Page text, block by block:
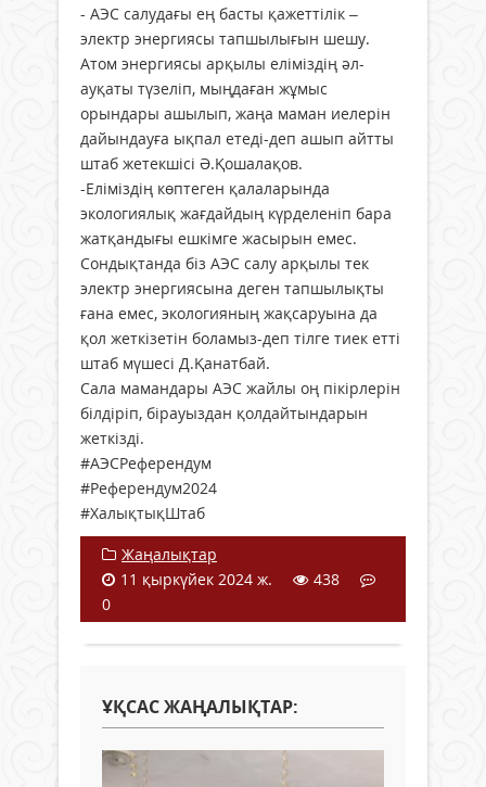
- АЭС салудағы ең басты қажеттілік –
электр энергиясы тапшылығын шешу.
Атом энергиясы арқылы еліміздің әл-
ауқаты түзеліп, мыңдаған жұмыс
орындары ашылып, жаңа маман иелерін
дайындауға ықпал етеді-деп ашып айтты
штаб жетекшісі Ә.Қошалақов.
-Еліміздің көптеген қалаларында
экологиялық жағдайдың күрделеніп бара
жатқандығы ешкімге жасырын емес.
Сондықтанда біз АЭС салу арқылы тек
электр энергиясына деген тапшылықты
ғана емес, экологияның жақсаруына да
қол жеткізетін боламыз-деп тілге тиек етті
штаб мүшесі Д.Қанатбай.
Сала мамандары АЭС жайлы оң пікірлерін
білдіріп, бірауыздан қолдайтындарын
жеткізді.
#АЭСРеферендум
#Референдум2024
#ХалықтықШтаб
Жаңалықтар
11 қыркүйек 2024 ж.
438
0
ҰҚСАС ЖАҢАЛЫҚТАР: